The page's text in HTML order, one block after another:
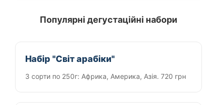
Популярні дегустаційні набори
Набір "Світ арабіки"
3 сорти по 250г: Африка, Америка, Азія. 720 грн